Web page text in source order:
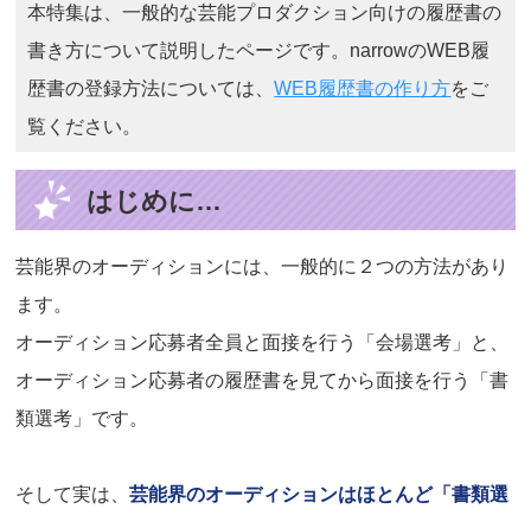
本特集は、一般的な芸能プロダクション向けの履歴書の
書き方について説明したページです。narrowのWEB履
歴書の登録方法については、WEB履歴書の作り方をご
覧ください。
はじめに…
芸能界のオーディションには、一般的に２つの方法があり
ます。
オーディション応募者全員と面接を行う「会場選考」と、
オーディション応募者の履歴書を見てから面接を行う「書
類選考」です。
そして実は、芸能界のオーディションはほとんど「書類選